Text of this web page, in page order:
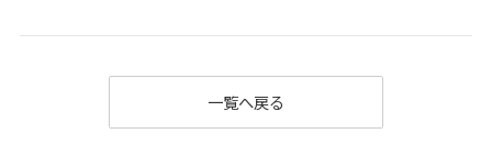
一覧へ戻る